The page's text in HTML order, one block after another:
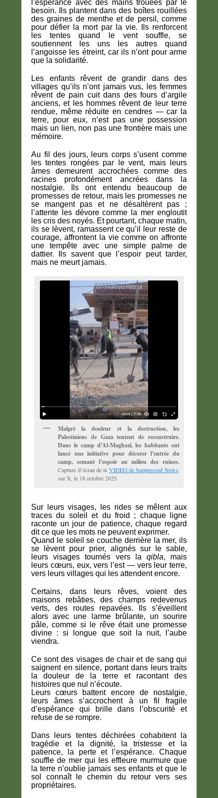
l’espérance avec des mains trouées par le
besoin. Ils plantent dans des boîtes rouillées
des graines de menthe et de persil, comme
pour défier la mort par la vie. Ils renforcent
les tentes quand le vent souffle, se
soutiennent les uns les autres quand
l’angoisse les étreint, car ils n’ont pour arme
que la solidarité.
Les enfants rêvent de grandir dans des
villages qu’ils n’ont jamais vus, les femmes
rêvent de pain cuit dans des fours d’argile
anciens, et les hommes rêvent de leur terre
rendue, même réduite en cendres — car la
terre, pour eux, n’est pas une possession
mais un lien, non pas une frontière mais une
mémoire.
Au fil des jours, leurs corps s’usent comme
les tentes rongées par le vent, mais leurs
âmes demeurent accrochées comme des
racines profondément ancrées dans la
nostalgie. Ils ont entendu beaucoup de
promesses de retour, mais les promesses ne
se mangent pas et ne désaltèrent pas ;
l’attente les dévore comme la mer engloutit
les cris des noyés. Et pourtant, chaque matin,
ils se lèvent, ramassent ce qu’il leur reste de
courage, affrontent la vie comme on affronte
une tempête avec une simple palme de
dattier. Ils savent que l’espoir peut tarder,
mais ne meurt jamais.
Malgré la douleur et la destruction, les
Palestiniens de Gaza tentent de reconstruire.
Dans le camp d’Al-Maghazi, les habitants ont
lancé une initiative pour décorer l’entrée du
camp, semant l’espoir au milieu des ruines.
Capture d’écran de la VIDEO de Suppressed News,
sur X, le 18 octobre 2025.
Sur leurs visages, les rides se mêlent aux
traces du soleil et du froid ; chaque ligne
raconte un jour de patience, chaque regard
dit ce que les mots ne peuvent exprimer.
Quand le soleil se couche derrière la mer, ils
se lèvent pour prier, alignés sur le sable,
leurs visages tournés vers la qibla, mais
leurs cœurs, eux, vers l’est — vers leur terre,
vers leurs villages qui les attendent encore.
Certains, dans leurs rêves, voient des
maisons rebâties, des champs redevenus
verts, des routes repavées. Ils s’éveillent
alors avec une larme brûlante, un sourire
pâle, comme si le rêve était une promesse
divine : si longue que soit la nuit, l’aube
viendra.
Ce sont des visages de chair et de sang qui
saignent en silence, portant dans leurs traits
la douleur de la terre et racontant des
histoires que nul n’écoute.
Leurs cœurs battent encore de nostalgie,
leurs âmes s’accrochent à un fil fragile
d’espérance qui brille dans l’obscurité et
refuse de se rompre.
Dans leurs tentes déchirées cohabitent la
tragédie et la dignité, la tristesse et la
patience, la perte et l’espérance. Chaque
souffle de mer qui les effleure murmure que
la terre n’oublie jamais ses enfants et que le
sol connaît le chemin du retour vers ses
propriétaires.